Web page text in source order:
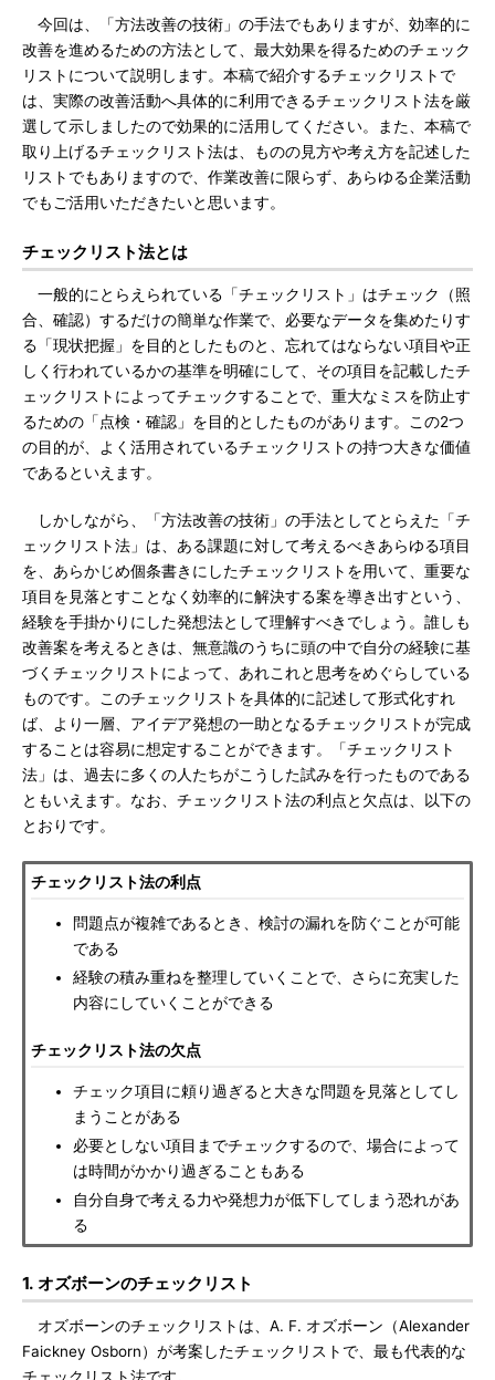
今回は、「方法改善の技術」の手法でもありますが、効率的に
改善を進めるための方法として、最大効果を得るためのチェック
リストについて説明します。本稿で紹介するチェックリストで
は、実際の改善活動へ具体的に利用できるチェックリスト法を厳
選して示しましたので効果的に活用してください。また、本稿で
取り上げるチェックリスト法は、ものの見方や考え方を記述した
リストでもありますので、作業改善に限らず、あらゆる企業活動
でもご活用いただきたいと思います。
チェックリスト法とは
一般的にとらえられている「チェックリスト」はチェック（照
合、確認）するだけの簡単な作業で、必要なデータを集めたりす
る「現状把握」を目的としたものと、忘れてはならない項目や正
しく行われているかの基準を明確にして、その項目を記載したチ
ェックリストによってチェックすることで、重大なミスを防止す
るための「点検・確認」を目的としたものがあります。この2つ
の目的が、よく活用されているチェックリストの持つ大きな価値
であるといえます。
しかしながら、「方法改善の技術」の手法としてとらえた「チ
ェックリスト法」は、ある課題に対して考えるべきあらゆる項目
を、あらかじめ個条書きにしたチェックリストを用いて、重要な
項目を見落とすことなく効率的に解決する案を導き出すという、
経験を手掛かりにした発想法として理解すべきでしょう。誰しも
改善案を考えるときは、無意識のうちに頭の中で自分の経験に基
づくチェックリストによって、あれこれと思考をめぐらしている
ものです。このチェックリストを具体的に記述して形式化すれ
ば、より一層、アイデア発想の一助となるチェックリストが完成
することは容易に想定することができます。「チェックリスト
法」は、過去に多くの人たちがこうした試みを行ったものである
ともいえます。なお、チェックリスト法の利点と欠点は、以下の
とおりです。
チェックリスト法の利点
問題点が複雑であるとき、検討の漏れを防ぐことが可能
である
経験の積み重ねを整理していくことで、さらに充実した
内容にしていくことができる
チェックリスト法の欠点
チェック項目に頼り過ぎると大きな問題を見落としてし
まうことがある
必要としない項目までチェックするので、場合によって
は時間がかかり過ぎることもある
自分自身で考える力や発想力が低下してしまう恐れがあ
る
1. オズボーンのチェックリスト
オズボーンのチェックリストは、A. F. オズボーン（Alexander
Faickney Osborn）が考案したチェックリストで、最も代表的な